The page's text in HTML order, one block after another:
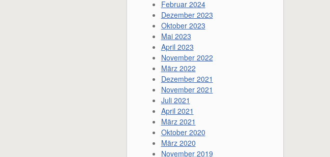
Februar 2024
Dezember 2023
Oktober 2023
Mai 2023
April 2023
November 2022
März 2022
Dezember 2021
November 2021
Juli 2021
April 2021
März 2021
Oktober 2020
März 2020
November 2019